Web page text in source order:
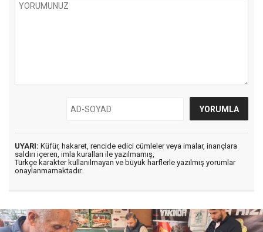
UYARI: Küfür, hakaret, rencide edici cümleler veya imalar, inançlara
saldırı içeren, imla kuralları ile yazılmamış,
Türkçe karakter kullanılmayan ve büyük harflerle yazılmış yorumlar
onaylanmamaktadır.